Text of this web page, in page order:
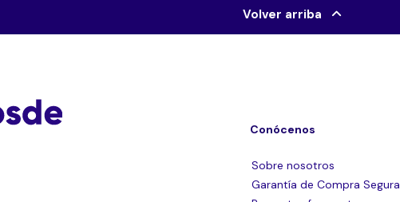
Volver arriba
Conócenos
Sobre nosotros
Garantía de Compra Segura